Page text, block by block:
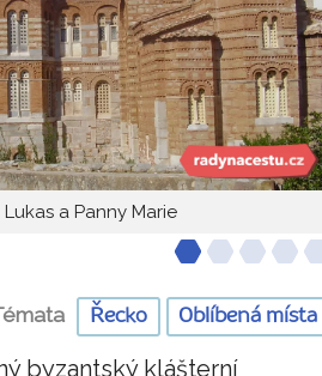
a Panny Marie
Řecko Oblíbená místa
byzantský klášterní